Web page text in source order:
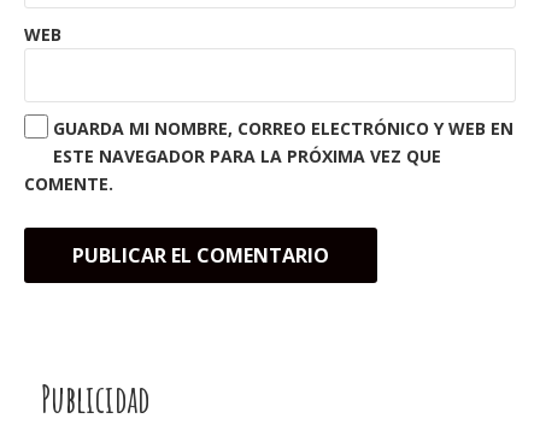
WEB
GUARDA MI NOMBRE, CORREO ELECTRÓNICO Y WEB EN
ESTE NAVEGADOR PARA LA PRÓXIMA VEZ QUE
COMENTE.
Publicidad